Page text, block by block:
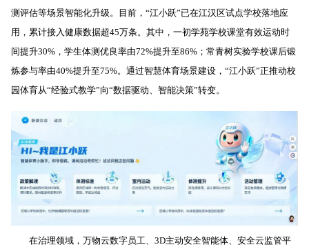
测评估等场景智能化升级。目前，“江小跃”已在江汉区试点学校落地应
用，累计接入健康数据超45万条。其中，一初学苑学校课堂有效运动时
间提升30%，学生体测优良率由72%提升至86%；常青树实验学校课后锻
炼参与率由40%提升至75%。通过智慧体育场景建设，“江小跃”正推动校
园体育从“经验式教学”向“数据驱动、智能决策”转变。
在治理领域， 万物云数字员工、3D主动安全智能体、安全云监管平